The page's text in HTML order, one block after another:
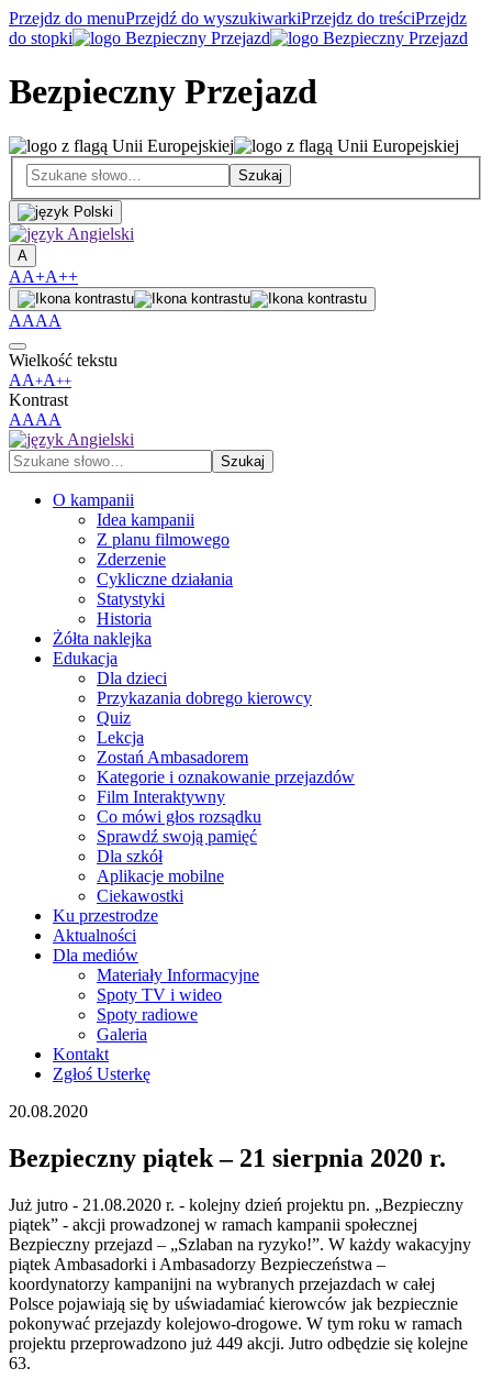
Przejdz do menuPrzejdź do wyszukiwarkiPrzejdz do treściPrzejdz
do stopki
Bezpieczny Przejazd
A
AA+A++
AAAA
Wielkość tekstu
AA+A++
Kontrast
AAAA
O kampanii
Idea kampanii
Z planu filmowego
Zderzenie
Cykliczne działania
Statystyki
Historia
Żółta naklejka
Edukacja
Dla dzieci
Przykazania dobrego kierowcy
Quiz
Lekcja
Zostań Ambasadorem
Kategorie i oznakowanie przejazdów
Film Interaktywny
Co mówi głos rozsądku
Sprawdź swoją pamięć
Dla szkół
Aplikacje mobilne
Ciekawostki
Ku przestrodze
Aktualności
Dla mediów
Materiały Informacyjne
Spoty TV i wideo
Spoty radiowe
Galeria
Kontakt
Zgłoś Usterkę
20.08.2020
Bezpieczny piątek – 21 sierpnia 2020 r.
Już jutro - 21.08.2020 r. - kolejny dzień projektu pn. „Bezpieczny
piątek” - akcji prowadzonej w ramach kampanii społecznej
Bezpieczny przejazd – „Szlaban na ryzyko!”. W każdy wakacyjny
piątek Ambasadorki i Ambasadorzy Bezpieczeństwa –
koordynatorzy kampanijni na wybranych przejazdach w całej
Polsce pojawiają się by uświadamiać kierowców jak bezpiecznie
pokonywać przejazdy kolejowo-drogowe. W tym roku w ramach
projektu przeprowadzono już 449 akcji. Jutro odbędzie się kolejne
63.